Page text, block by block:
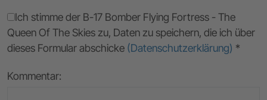
Ich stimme der B-17 Bomber Flying Fortress - The
Queen Of The Skies zu, Daten zu speichern, die ich über
dieses Formular abschicke (Datenschutzerklärung) *
Kommentar: